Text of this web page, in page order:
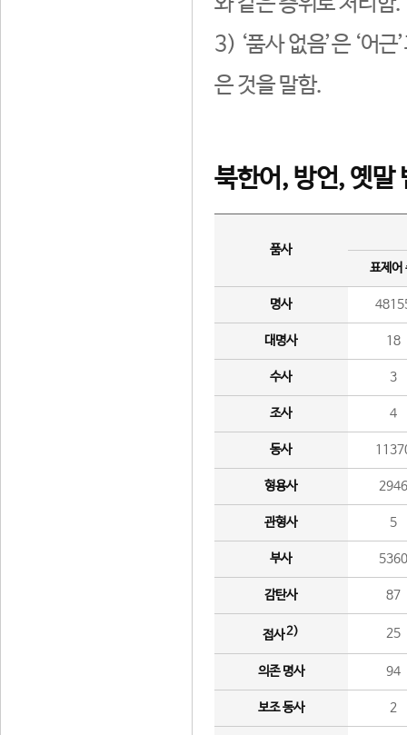
3) ‘품사 없음’은 ‘어
은 것을 말함.
북한어, 방언, 옛말
품사
표제어
명사
대명사 18
수사 3
조사 4
동사
형용사 2946
관형사 5
부사 5360
감탄사 87
접사2) 25
의존 명사 94
보조 동사 2